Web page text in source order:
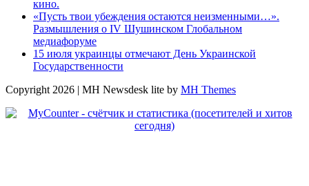
кино.
«Пусть твои убеждения остаются неизменными…».
Размышления о IV Шушинском Глобальном
медиафоруме
15 июля украинцы отмечают День Украинской
Государственности
Copyright 2026 | MH Newsdesk lite by MH Themes